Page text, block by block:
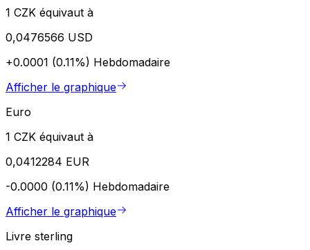
1 CZK équivaut à
0,0476566 USD
+0.0001 (0.11%) Hebdomadaire
Afficher le graphique
Euro
1 CZK équivaut à
0,0412284 EUR
-0.0000 (0.11%) Hebdomadaire
Afficher le graphique
Livre sterling